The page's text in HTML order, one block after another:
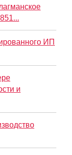
ИП
и